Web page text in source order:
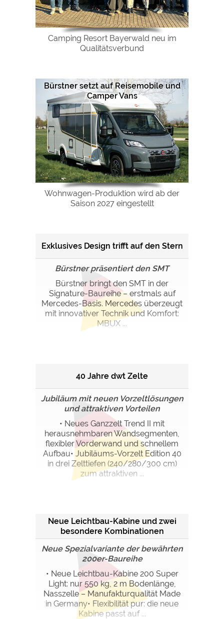
Camping Resort Bayerwald neu im
Qualitätsverbund
Bürstner setzt auf Reisemobile und
Camper Vans
Wohnwagen-Produktion wird ab der
Saison 2027 eingestellt
Exklusives Design trifft auf den Stern
Bürstner präsentiert den SMT
Bürstner bringt den SMT in der
Signature-Baureihe – erstmals auf
Mercedes-Basis. Mercedes überzeugt
mit innovativer Technik und Komfort:
MBUX ...
40 Jahre dwt Zelte
Jubiläum mit neuen Vorzeltlösungen
und attraktiven Vorteilen
• Neues Ganzzelt Trend II mit
herausnehmbaren Wandsegmenten,
flexibler Vorderwand und schnellem
Aufbau• Jubiläums-Vorzelt Edition 40
in drei Zelttiefen (240/280/300 cm)
zum attraktiven ...
Neue Leichtbau-Kabine und zwei
besondere Kombinationen
Neue Spezialvariante der bewährten
200er-Baureihe
• Neue Leichtbau-Kabine 200 Super
Light: nur 550 kg, 2 m Bodenlänge,
Nasszelle – Manufakturqualität Made
in Germany• Flexibilität pur: die neue
Kabine passt auf ...